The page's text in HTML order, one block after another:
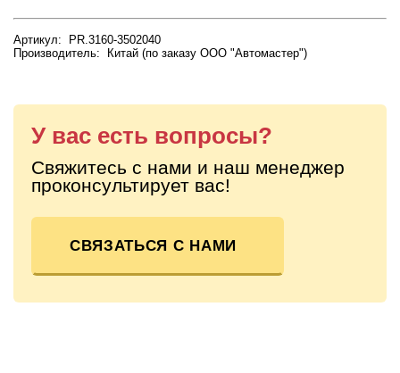
Артикул: PR.3160-3502040
Производитель: Китай (по заказу ООО "Автомастер")
У вас есть вопросы?
Свяжитесь с нами и наш менеджер
проконсультирует вас!
СВЯЗАТЬСЯ С НАМИ